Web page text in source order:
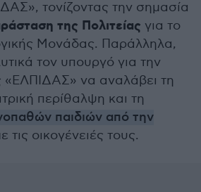
τονίζοντας την σημασία
της Πολιτείας για το
Μονάδας. Παράλληλα,
τον υπουργό για την
«ΕΛΠΙΔΑΣ» να αναλάβει τη
περίθαλψη και τη
παιδιών από την
τις οικογένειές τους.